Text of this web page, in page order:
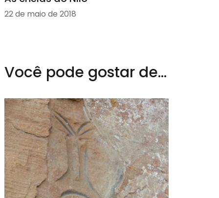
22 de maio de 2018
Você pode gostar de...